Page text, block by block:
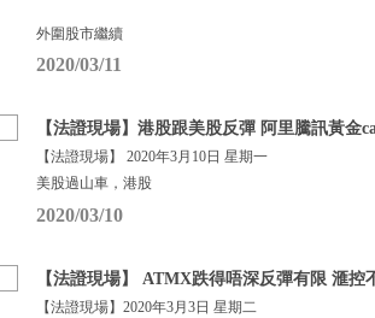
外圍股市繼續
2020/03/11
【法證現場】港股跟美股反彈 阿里騰訊黃金
【法證現場】 2020年3月10日 星期一
美股過山車，港股
2020/03/10
【法證現場】 ATMX跌得唔深反彈有限 滙控
【法證現場】2020年3月3日 星期二